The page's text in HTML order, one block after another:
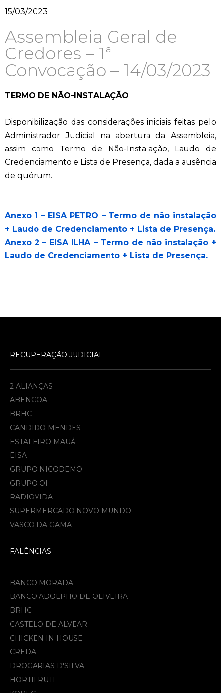
15/03/2023
Assembleia Geral de
Credores – 1ª
Convocação – 14/03/2023
TERMO DE NÃO-INSTALAÇÃO
Disponibilização das considerações iniciais feitas pelo
Administrador Judicial na abertura da Assembleia,
assim como Termo de Não-Instalação, Laudo de
Credenciamento e Lista de Presença, dada a ausência
de quórum.
Anexo 1 – EISA PETRO – Termo de não instalação
+ Laudo de Credenciamento + Lista de Presença.
Anexo 2 – EISA ILHA – Termo de não instalação +
Laudo de Credenciamento + Lista de Presença.
RECUPERAÇÃO JUDICIAL
2 ALIANÇAS
ABENGOA
BRHC
CANDIDO MENDES
ESTALEIRO MAUÁ
EISA
GRUPO NICODEMO
GRUPO OI
RADIOVIDA
SUPERMERCADO NOVO MUNDO
VASCO DA GAMA
FALÊNCIAS
BANCO MORADA
BANCO ADOLPHO DE OLIVEIRA
BRHC
CASTELO DE ALVEAR
CHICKEN IN HOUSE
CREDA
DROGARIAS D'SILVA
HORTIFRUTI